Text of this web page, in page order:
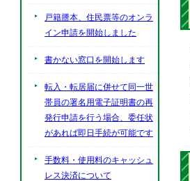
戸籍謄本、住民票等のオンラ
イン申請を開始しました
書かない窓口を開始します
転入・転居届に併せて同一世
帯員の署名用電子証明書の再
発行申請を行う場合、委任状
があれば即日手続が可能です
手数料・使用料のキャッシュ
レス決済について